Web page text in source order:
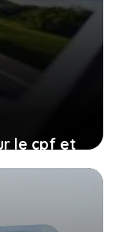
le cpf et
vous
trop tard